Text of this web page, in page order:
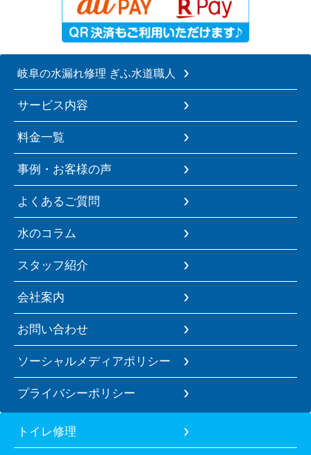
岐阜の水漏れ修理 ぎふ水道職人
サービス内容
料金一覧
事例・お客様の声
よくあるご質問
水のコラム
スタッフ紹介
会社案内
お問い合わせ
ソーシャルメディアポリシー
プライバシーポリシー
トイレ修理